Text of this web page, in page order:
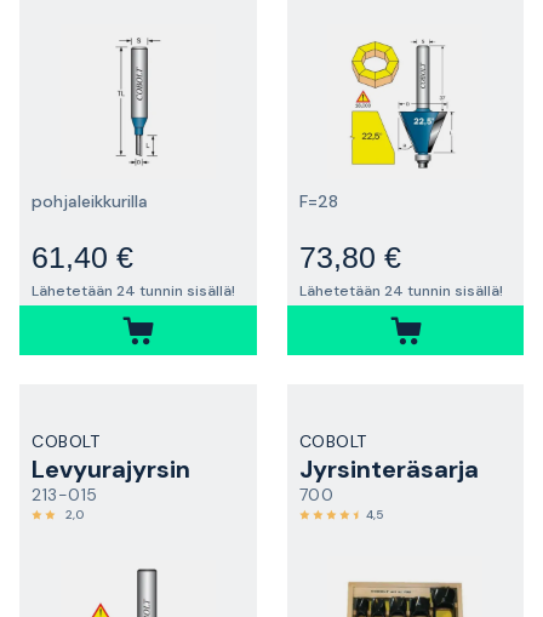
pohjaleikkurilla
61,40 €
Lähetetään 24 tunnin sisällä!
F=28
73,80 €
Lähetetään 24 tunnin sisällä!
COBOLT
Levyurajyrsin
213-015
2,0
COBOLT
Jyrsinteräsarja
700
4,5